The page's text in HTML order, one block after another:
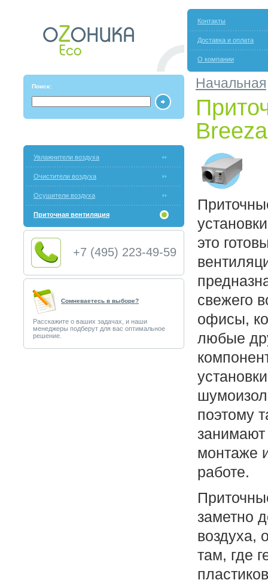
Контакты
Доставка и оплата
О компании
Поиск: Начальная
Увлажнители воздуха
Очистители воздуха
Осушители воздуха
Приточная вентиляция
+7 (495) 223-49-59
Сомневаетесь в выборе?
Расскажите о ваших задачах, и наши
менеджеры подберут для вас оптимальное
решение.
это
свежего
офисы,
любые
поэтому
монтаже
работе.
заметно
воздуха,
там, где